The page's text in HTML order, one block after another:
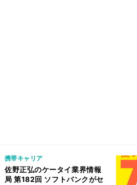
携帯キャリア
佐野正弘のケータイ業界情報
局 第182回 ソフトバンクがセ